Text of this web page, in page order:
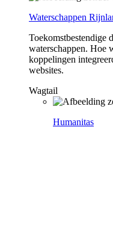
Waterschappen
Toekomstbestendige
waterschappen. Hoe
koppelingen
websites.
Wagtail
Humanitas